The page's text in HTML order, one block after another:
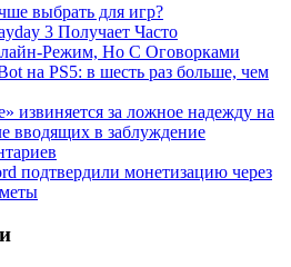
выбрать для игр?
3 Получает Часто
Режим, Но С Оговорками
на PS5: в шесть раз больше, чем
извиняется за ложное надежду на
вводящих в заблуждение
подтвердили монетизацию через